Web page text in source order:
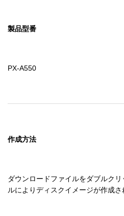
製品型番
PX-A550
作成方法
ダウンロードファイルをダブルク
ルによりディスクイメージが作成さ